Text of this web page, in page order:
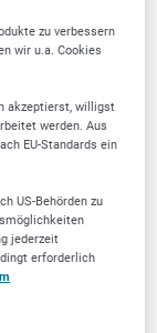
zu verbessern
wir u.a. Cookies
akzeptierst, willigst
werden. Aus
EU-Standards ein
US-Behörden zu
jederzeit
erforderlich